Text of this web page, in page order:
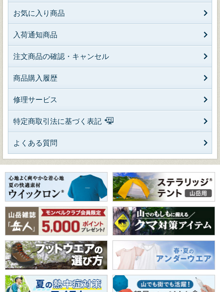
お気に入り商品
入荷通知商品
注文商品の確認・キャンセル
商品購入履歴
修理サービス
特定商取引法に基づく表記
よくある質問